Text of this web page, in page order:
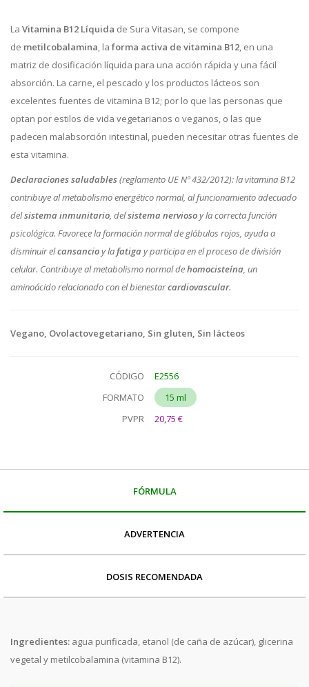
La Vitamina B12 Líquida de Sura Vitasan, se compone
de metilcobalamina , la forma activa de vitamina B12 , en una
matriz de dosificación líquida para una acción rápida y una fácil
absorción. La carne, el pescado y los productos lácteos son
excelentes fuentes de vitamina B12; por lo que las personas que
optan por estilos de vida vegetarianos o veganos, o las que
padecen malabsorción intestinal, pueden necesitar otras fuentes de
esta vitamina.
Declaraciones saludables(reglamento UE Nº 432/2012):la vitamina B12
contribuye al metabolismo energético normal, al funcionamiento adecuado
delsistema inmunitario , delsistema nerviosoy la correcta función
psicológica. Favorece la formación normal de glóbulos rojos, ayuda a
disminuir elcansancioy la fatigay participa en el proceso de división
celular. Contribuye al metabolismo normal dehomocisteína , un
aminoácido relacionado con el bienestarcardiovascular.
Vegano, Ovolactovegetariano, Sin gluten, Sin lácteos
CÓDIGO
E2556
FORMATO
15 ml
PVPR
20,75 €
FÓRMULA
ADVERTENCIA
DOSIS RECOMENDADA
Ingredientes: agua purificada, etanol (de caña de azúcar), glicerina
vegetal y metilcobalamina (vitamina B12).